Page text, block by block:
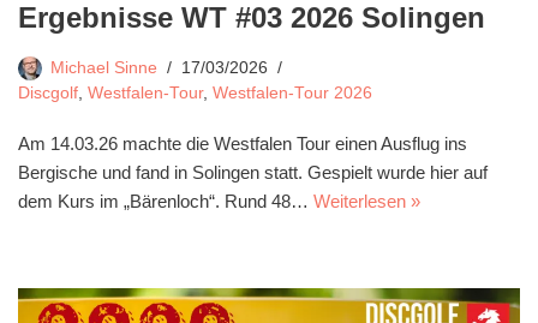
Ergebnisse WT #03 2026 Solingen
Michael Sinne
17/03/2026
Discgolf, Westfalen-Tour, Westfalen-Tour 2026
Am 14.03.26 machte die Westfalen Tour einen Ausflug ins
Bergische und fand in Solingen statt. Gespielt wurde hier auf
dem Kurs im „Bärenloch“. Rund 48… Weiterlesen »